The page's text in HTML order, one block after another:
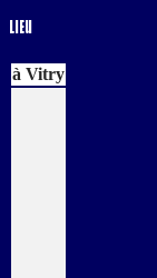
Lieu
à Vitry